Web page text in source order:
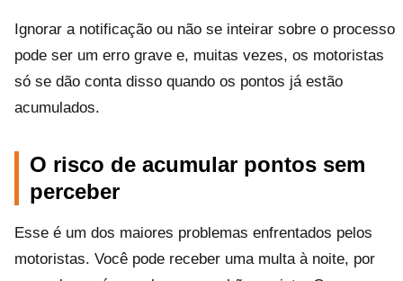
Ignorar a notificação ou não se inteirar sobre o processo
pode ser um erro grave e, muitas vezes, os motoristas
só se dão conta disso quando os pontos já estão
acumulados.
O risco de acumular pontos sem
perceber
Esse é um dos maiores problemas enfrentados pelos
motoristas. Você pode receber uma multa à noite, por